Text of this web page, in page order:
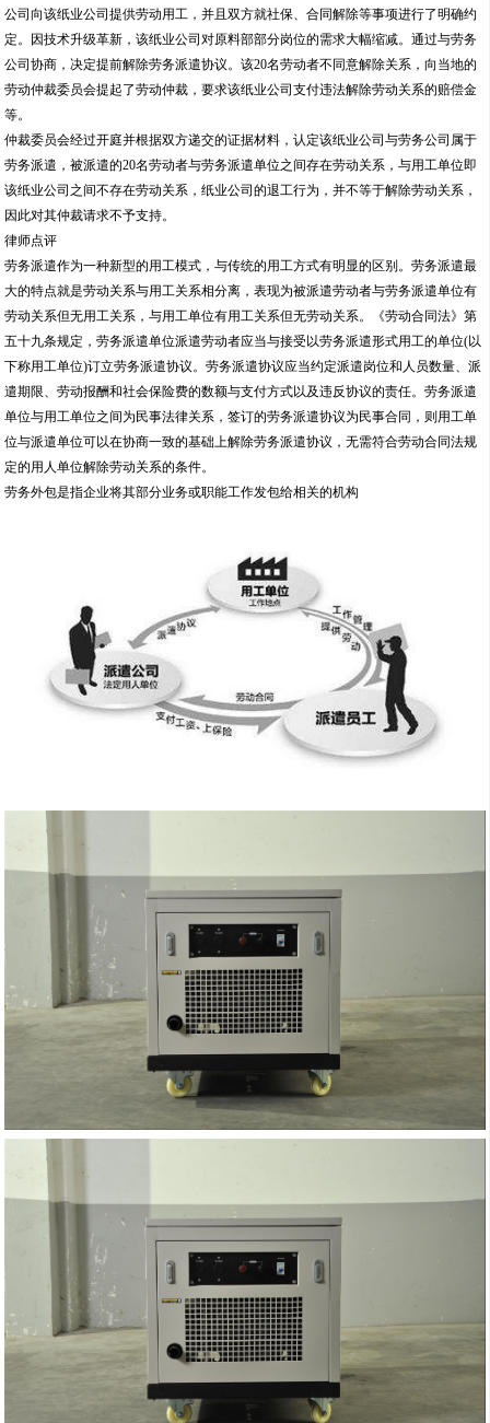
公司向该纸业公司提供劳动用工，并且双方就社保、合同解除等事项进行了明确约
定。因技术升级革新，该纸业公司对原料部部分岗位的需求大幅缩减。通过与劳务
公司协商，决定提前解除劳务派遣协议。该20名劳动者不同意解除关系，向当地的
劳动仲裁委员会提起了劳动仲裁，要求该纸业公司支付违法解除劳动关系的赔偿金
等。
仲裁委员会经过开庭并根据双方递交的证据材料，认定该纸业公司与劳务公司属于
劳务派遣，被派遣的20名劳动者与劳务派遣单位之间存在劳动关系，与用工单位即
该纸业公司之间不存在劳动关系，纸业公司的退工行为，并不等于解除劳动关系，
因此对其仲裁请求不予支持。
律师点评
劳务派遣作为一种新型的用工模式，与传统的用工方式有明显的区别。劳务派遣最
大的特点就是劳动关系与用工关系相分离，表现为被派遣劳动者与劳务派遣单位有
劳动关系但无用工关系，与用工单位有用工关系但无劳动关系。《劳动合同法》第
五十九条规定，劳务派遣单位派遣劳动者应当与接受以劳务派遣形式用工的单位(以
下称用工单位)订立劳务派遣协议。劳务派遣协议应当约定派遣岗位和人员数量、派
遣期限、劳动报酬和社会保险费的数额与支付方式以及违反协议的责任。劳务派遣
单位与用工单位之间为民事法律关系，签订的劳务派遣协议为民事合同，则用工单
位与派遣单位可以在协商一致的基础上解除劳务派遣协议，无需符合劳动合同法规
定的用人单位解除劳动关系的条件。
劳务外包是指企业将其部分业务或职能工作发包给相关的机构